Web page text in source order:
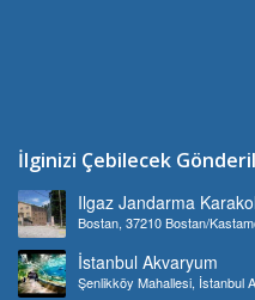
İlginizi Çebilecek
Ilgaz Jandarma
Bostan, 37210 Bostan/
İstanbul Akvaryum
Şenlikköy Mahallesi, İstanbul